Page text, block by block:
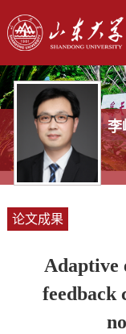
李
论文成果
Adaptive
feedback